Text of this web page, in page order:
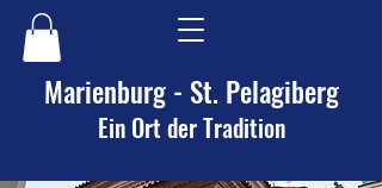
Marienburg - St. Pelagiberg
Ein Ort der Tradition